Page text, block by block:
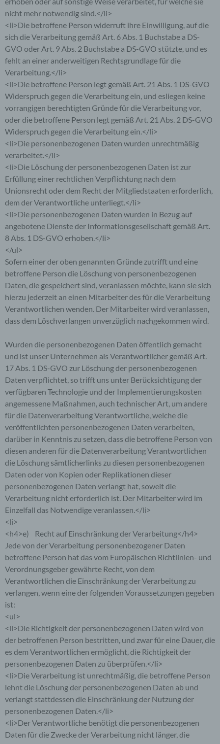
nicht mehr notwendig sind.</li>
<li>Die betroffene Person widerruft ihre Einwilligung, auf die
sich die Verarbeitung gemäß Art. 6 Abs. 1 Buchstabe a DS-
GVO oder Art. 9 Abs. 2 Buchstabe a DS-GVO stützte, und es
fehlt an einer anderweitigen Rechtsgrundlage für die
Verarbeitung.</li>
<li>Die betroffene Person legt gemäß Art. 21 Abs. 1 DS-GVO
Widerspruch gegen die Verarbeitung ein, und esliegen keine
vorrangigen berechtigten Gründe für die Verarbeitung vor,
oder die betroffene Person legt gemäß Art. 21 Abs. 2 DS-GVO
Widerspruch gegen die Verarbeitung ein.</li>
<li>Die personenbezogenen Daten wurden unrechtmäßig
verarbeitet.</li>
<li>Die Löschung der personenbezogenen Daten ist zur
Erfüllung einer rechtlichen Verpflichtung nach dem
Unionsrecht oder dem Recht der Mitgliedstaaten erforderlich,
dem der Verantwortliche unterliegt.</li>
<li>Die personenbezogenen Daten wurden in Bezug auf
angebotene Dienste der Informationsgesellschaft gemäß Art.
8 Abs. 1 DS-GVO erhoben.</li>
</ul>
Sofern einer der oben genannten Gründe zutrifft und eine
betroffene Person die Löschung von personenbezogenen
Daten, die gespeichert sind, veranlassen möchte, kann sie sich
hierzu jederzeit an einen Mitarbeiter des für die Verarbeitung
Verantwortlichen wenden. Der Mitarbeiter wird veranlassen,
dass dem Löschverlangen unverzüglich nachgekommen wird.
Wurden die personenbezogenen Daten öffentlich gemacht
und ist unser Unternehmen als Verantwortlicher gemäß Art.
17 Abs. 1 DS-GVO zur Löschung der personenbezogenen
Daten verpflichtet, so trifft uns unter Berücksichtigung der
verfügbaren Technologie und der Implementierungskosten
angemessene Maßnahmen, auch technischer Art, um andere
für die Datenverarbeitung Verantwortliche, welche die
veröffentlichten personenbezogenen Daten verarbeiten,
darüber in Kenntnis zu setzen, dass die betroffene Person von
diesen anderen für die Datenverarbeitung Verantwortlichen
die Löschung sämtlicherlinks zu diesen personenbezogenen
Daten oder von Kopien oder Replikationen dieser
personenbezogenen Daten verlangt hat, soweit die
Verarbeitung nicht erforderlich ist. Der Mitarbeiter wird im
Einzelfall das Notwendige veranlassen.</li>
<li>
<h4>e) Recht auf Einschränkung der Verarbeitung</h4>
Jede von der Verarbeitung personenbezogener Daten
betroffene Person hat das vom Europäischen Richtlinien- und
Verordnungsgeber gewährte Recht, von dem
Verantwortlichen die Einschränkung der Verarbeitung zu
verlangen, wenn eine der folgenden Voraussetzungen gegeben
ist:
<ul>
<li>Die Richtigkeit der personenbezogenen Daten wird von
der betroffenen Person bestritten, und zwar für eine Dauer, die
es dem Verantwortlichen ermöglicht, die Richtigkeit der
personenbezogenen Daten zu überprüfen.</li>
<li>Die Verarbeitung ist unrechtmäßig, die betroffene Person
lehnt die Löschung der personenbezogenen Daten ab und
verlangt stattdessen die Einschränkung der Nutzung der
personenbezogenen Daten.</li>
<li>Der Verantwortliche benötigt die personenbezogenen
Daten für die Zwecke der Verarbeitung nicht länger, die
freiwilliger Angabe personenbezogener Daten
dient dem für die Verarbeitung Verantwortlichen
dazu, der betroffenen Person Inhalte oder
Leistungen anzubieten, die aufgrund der Natur der
Sache nur registrierten Benutzern angeboten
Möglichkeit frei, die bei der Registrierung
angegebenen personenbezogenen Daten
jederzeit abzuändern oder vollständig aus dem
Datenbestand des für die Verarbeitung
Verantwortlichen löschen zu lassen.
Der für die Verarbeitung Verantwortliche erteilt
jeder betroffenen Person jederzeit auf Anfrage
Auskunft darüber, welche personenbezogenen
Daten über die betroffene Person gespeichert sind.
Ferner berichtigt oder löscht der für die
Verarbeitung Verantwortliche personenbezogene
Daten auf Wunsch oder Hinweis der betroffenen
Person, soweit dem keine gesetzlichen
Aufbewahrungspflichten entgegenstehen. Die
Gesamtheit der Mitarbeiter des für die Verarbeitung
Verantwortlichen stehen der betroffenen Person in
diesem Zusammenhang als Ansprechpartner zur
Kontaktmöglichkeit über die Internetseite
Die Internetseite enthält aufgrund von gesetzlichen
Vorschriften Angaben, die eine schnelle
elektronische Kontaktaufnahme zu unserem
Kommunikation mit uns ermöglichen, was
sogenannten elektronischen Post (E-Mail-
Adresse) umfasst. Sofern eine betroffene Person
per E-Mail oder über ein Kontaktformular den
Kontakt mit dem für die Verarbeitung
Verantwortlichen aufnimmt, werden die von der
betroffenen Person übermittelten
personenbezogenen Daten automatisch
gespeichert. Solche auf freiwilliger Basis von einer
betroffenen Person an den für die Verarbeitung
Verantwortlichen übermittelten
personenbezogenen Daten werden für Zwecke der
Bearbeitung oder der Kontaktaufnahme zur
betroffenen Person gespeichert. Es erfolgt keine
Weitergabe dieser personenbezogenen Daten an
Dritte.
Kommentarfunktion im Blog auf der
Internetseite
Wir bieten den Nutzern auf einem Blog, der sich
Verantwortlichen befindet, die Möglichkeit,
individuelle Kommentare zu einzelnen Blog-
Beiträgen zu hinterlassen. Ein Blog ist ein auf
einer Internetseite geführtes, in der Regel öffentlich
einsehbares Portal, in welchem eine oder mehrere
Personen, die Blogger oder Web-Blogger genannt
werden, Artikel posten oder Gedanken in
sogenannten Blogposts niederschreiben können.
Hinterlässt eine betroffene Person einen
Kommentar in dem auf dieser Internetseite
veröffentlichten Blog, werden neben den von der
betroffenen Person hinterlassenen Kommentaren
auch Angaben zum Zeitpunkt der
Kommentareingabe sowie zu dem von der
betroffenen Person gewählten Nutzernamen
(Pseudonym) gespeichert und veröffentlicht.
Ferner wird die vom Internet-Service-Provider
(ISP) der betroffenen Person vergebene IP-
Adresse mitprotokolliert. Diese Speicherung der
IP-Adresse erfolgt aus Sicherheitsgründen und für